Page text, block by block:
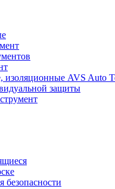
изоляционные AVS Auto
защиты
безопасности